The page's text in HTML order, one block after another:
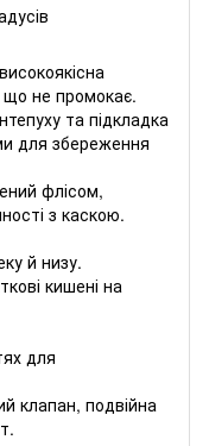
що не промокає.
та підкладка
для збереження
флісом,
з каскою.
й низу.
кишені на
для
клапан, подвійна